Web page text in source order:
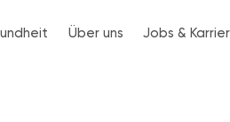
Über uns Jobs &